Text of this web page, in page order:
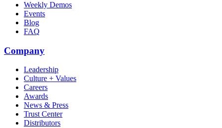
Weekly Demos
Events
Blog
FAQ
Company
Leadership
Culture + Values
Careers
Awards
News & Press
Trust Center
Distributors